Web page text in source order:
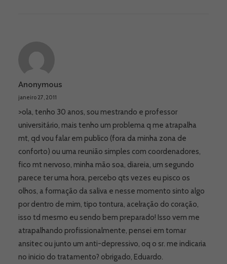
Anonymous
janeiro 27, 2011
>ola, tenho 30 anos, sou mestrando e professor
universitário, mais tenho um problema q me atrapalha
mt, qd vou falar em publico (fora da minha zona de
conforto) ou uma reunião simples com coordenadores,
fico mt nervoso, minha mão soa, diareia, um segundo
parece ter uma hora, percebo qts vezes eu pisco os
olhos, a formação da saliva e nesse momento sinto algo
por dentro de mim, tipo tontura, acelração do coração,
isso td mesmo eu sendo bem preparado! Isso vem me
atrapalhando profissionalmente, pensei em tomar
ansitec ou junto um anti-depressivo, oq o sr. me indicaria
no inicio do tratamento? obrigado, Eduardo.